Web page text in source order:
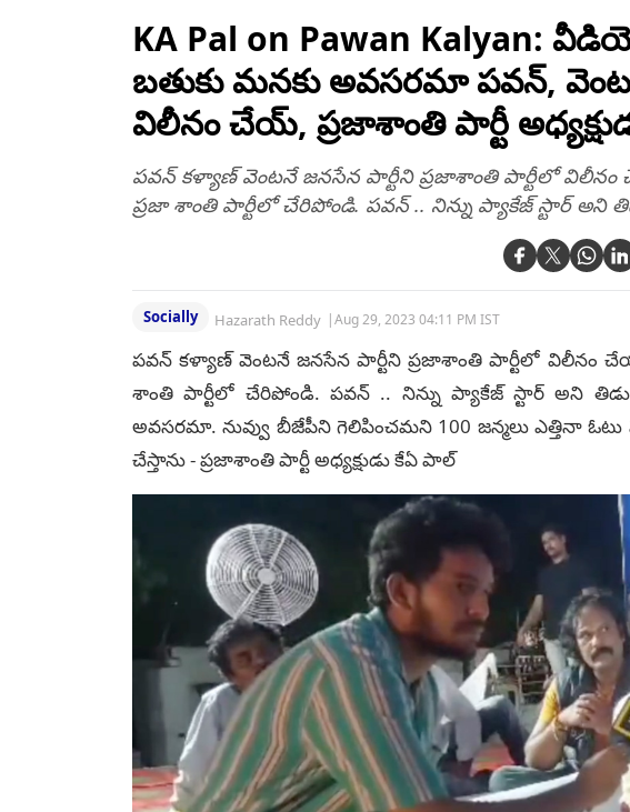
ప్రమాదం
డ్రైవర్,10 మంది మృతి,
50 మందికి గాయాలు
తండ్రి
KA Pal on Pawan Kalyan:
బతుకు మనకు అవసరమా పవన్,
విలీనం చేయ్, ప్రజాశాంతి పార్టీ
పవన్ కళ్యాణ్ వెంటనే జనసేన పార్టీని ప్రజాశాంతి పార్టీలో
ప్రజా శాంతి పార్టీలో చేరిపోండి. పవన్ .. నిన్ను ప్యాకేజ్ స్టార్ అని
Socially Hazarath Reddy |Aug 29, 2023 04:11 PM IST
పవన్ కళ్యాణ్ వెంటనే జనసేన పార్టీని ప్రజాశాంతి పార్టీలో విలీనం
శాంతి పార్టీలో చేరిపోండి. పవన్ .. నిన్ను ప్యాకేజ్ స్టార్ అని
అవసరమా. నువ్వు బీజేపీని గెలిపించమని 100 జన్మలు ఎత్తినా
చేస్తాను - ప్రజాశాంతి పార్టీ అధ్యక్షుడు కేఏ పాల్